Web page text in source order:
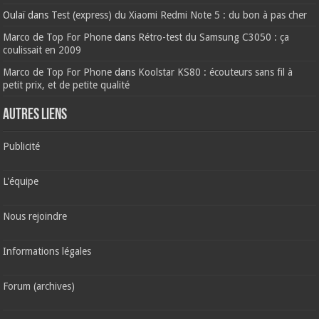
Oulaïdans Test (express) du Xiaomi Redmi Note 5 : du bon à pas cher
Marco de Top For Phone dans Rétro-test du Samsung C3050 : ça
coulissait en 2009
Marco de Top For Phone dans Koolstar KS80 : écouteurs sans fil à
petit prix, et de petite qualité
AUTRES LIENS
Publicité
L'équipe
Nous rejoindre
Informations légales
Forum (archives)